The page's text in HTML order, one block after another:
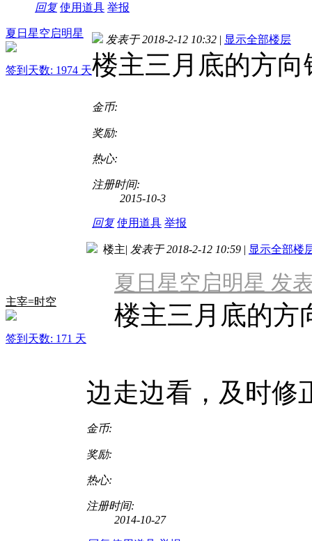
回复 使用道具 举报
夏日星空启明星
签到天数: 1974 天
发表于 2018-2-12 10:32 | 显示全部楼层
楼主三月底的方向
金币:
奖励:
热心:
注册时间:
2015-10-3
回复 使用道具 举报
主宰=时空
签到天数: 171 天
楼主| 发表于 2018-2-12 10:59 | 显示全部楼
夏日星空启明星 发
楼主三月底的方
边走边看，及时修
金币:
奖励:
热心:
注册时间:
2014-10-27